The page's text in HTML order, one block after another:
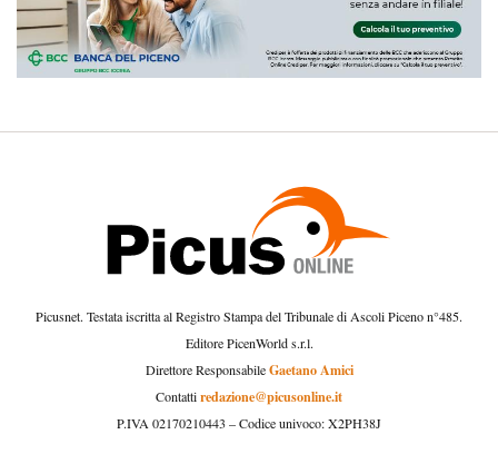
Picusnet. Testata iscritta al Registro Stampa del Tribunale di Ascoli Piceno n°485.
Editore PicenWorld s.r.l.
Direttore ResponsabileGaetano Amici
Contattiredazione@picusonline.it
P.IVA 02170210443 – Codice univoco: X2PH38J